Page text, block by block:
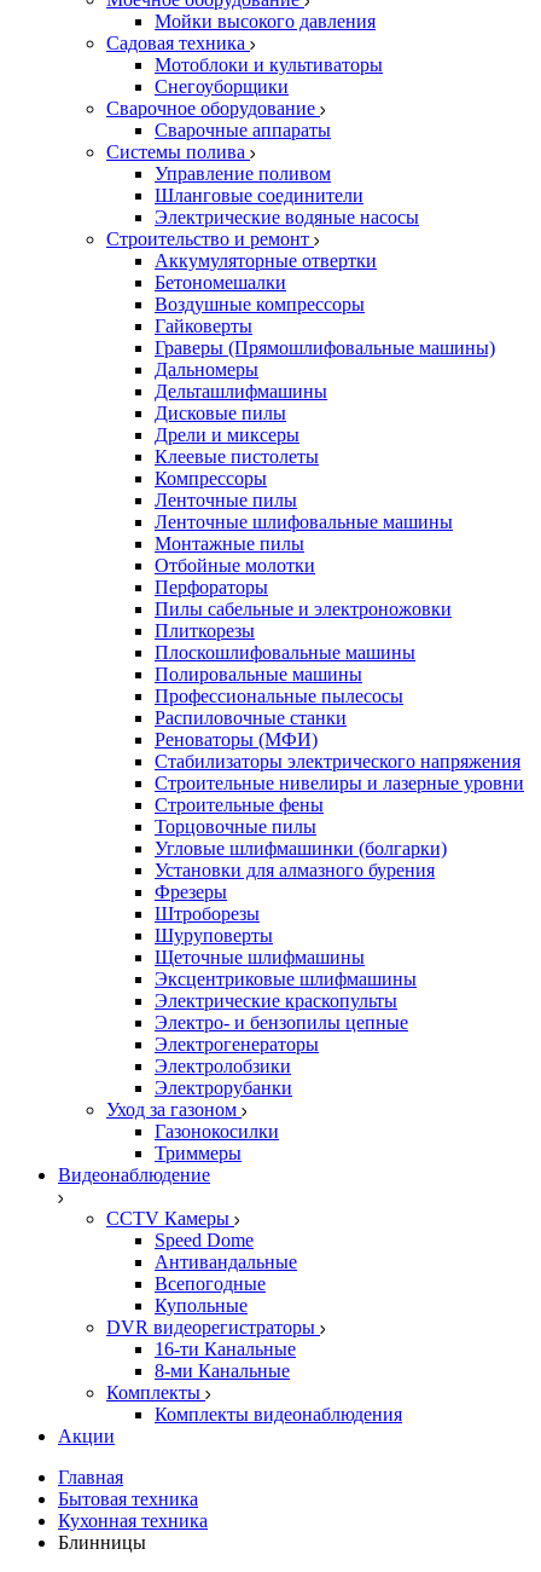
Мойки высокого давления
Садовая техника
Мотоблоки и культиваторы
Снегоуборщики
Сварочное оборудование
Сварочные аппараты
Системы полива
Управление поливом
Шланговые соединители
Электрические водяные насосы
Строительство и ремонт
Аккумуляторные отвертки
Бетономешалки
Воздушные компрессоры
Гайковерты
Граверы (Прямошлифовальные машины)
Дальномеры
Дельташлифмашины
Дисковые пилы
Дрели и миксеры
Клеевые пистолеты
Компрессоры
Ленточные пилы
Ленточные шлифовальные машины
Монтажные пилы
Отбойные молотки
Перфораторы
Пилы сабельные и электроножовки
Плиткорезы
Плоскошлифовальные машины
Полировальные машины
Профессиональные пылесосы
Распиловочные станки
Реноваторы (МФИ)
Стабилизаторы электрического напряжения
Строительные нивелиры и лазерные уровни
Строительные фены
Торцовочные пилы
Угловые шлифмашинки (болгарки)
Установки для алмазного бурения
Фрезеры
Штроборезы
Шуруповерты
Щеточные шлифмашины
Эксцентриковые шлифмашины
Электрические краскопульты
Электро- и бензопилы цепные
Электрогенераторы
Электролобзики
Электрорубанки
Уход за газоном
Газонокосилки
Триммеры
Видеонаблюдение
CCTV Камеры
Speed Dome
Антивандальные
Всепогодные
Купольные
DVR видеорегистраторы
16-ти Канальные
8-ми Канальные
Комплекты
Комплекты видеонаблюдения
Акции
Главная
Бытовая техника
Кухонная техника
Блинницы